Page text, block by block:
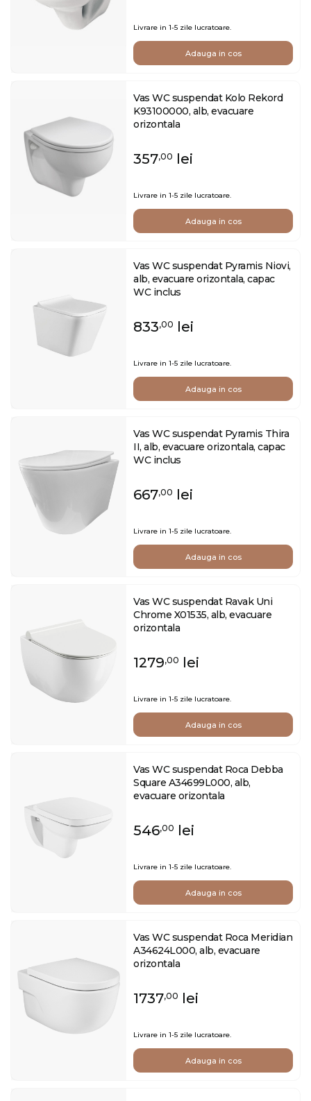
Livrare in 1-5 zile lucratoare.
Adauga in cos
Vas WC suspendat Kolo Rekord
K93100000, alb, evacuare
orizontala
357,00 lei
Livrare in 1-5 zile lucratoare.
Adauga in cos
Vas WC suspendat Pyramis Niovi,
alb, evacuare orizontala, capac
WC inclus
833,00 lei
Livrare in 1-5 zile lucratoare.
Adauga in cos
Vas WC suspendat Pyramis Thira
II, alb, evacuare orizontala, capac
WC inclus
667,00 lei
Livrare in 1-5 zile lucratoare.
Adauga in cos
Vas WC suspendat Ravak Uni
Chrome X01535, alb, evacuare
orizontala
1279,00 lei
Livrare in 1-5 zile lucratoare.
Adauga in cos
Vas WC suspendat Roca Debba
Square A34699L000, alb,
evacuare orizontala
546,00 lei
Livrare in 1-5 zile lucratoare.
Adauga in cos
Vas WC suspendat Roca Meridian
A34624L000, alb, evacuare
orizontala
1737,00 lei
Livrare in 1-5 zile lucratoare.
Adauga in cos